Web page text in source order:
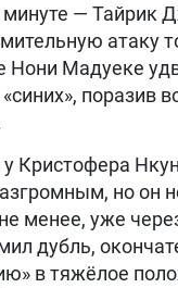
минуте — Тайрик
атаку
Нони Мадуеке
поразив
у Кристофера
но он
менее, уже
дубль,
в тяжёлое